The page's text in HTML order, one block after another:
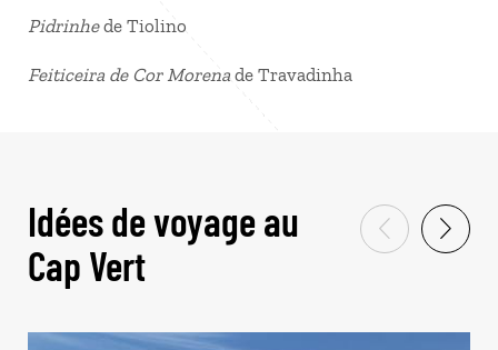
Pidrinhede Tiolino
Feiticeira de Cor Morena de Travadinha
Idées de voyage au
Cap Vert